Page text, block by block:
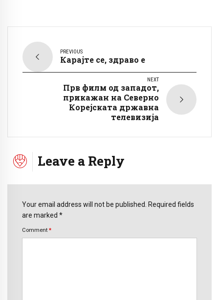
PREVIOUS
Карајте се, здраво е
NEXT
Прв филм од западот,
прикажан на Северно
Корејската државна
телевизија
Leave a Reply
Your email address will not be published. Required fields
are marked *
Comment *